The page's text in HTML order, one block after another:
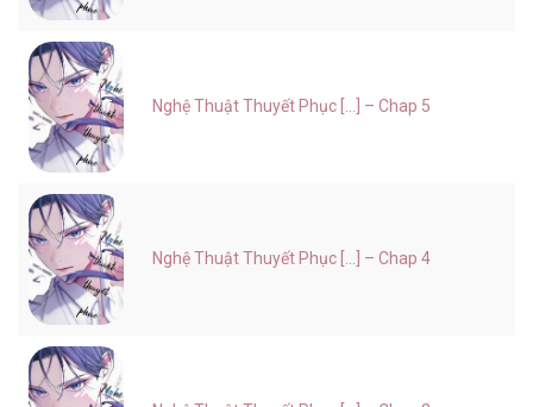
Nghệ Thuật Thuyết Phục [...] – Chap 5
Nghệ Thuật Thuyết Phục [...] – Chap 4